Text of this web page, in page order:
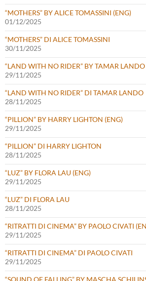
“MOTHERS” BY ALICE TOMASSINI (ENG)
01/12/2025
“MOTHERS” DI ALICE TOMASSINI
30/11/2025
“LAND WITH NO RIDER” BY TAMAR LANDO
29/11/2025
“LAND WITH NO RIDER” DI TAMAR LANDO
28/11/2025
“PILLION” BY HARRY LIGHTON (ENG)
29/11/2025
“PILLION” DI HARRY LIGHTON
28/11/2025
“LUZ” BY FLORA LAU (ENG)
29/11/2025
“LUZ” DI FLORA LAU
28/11/2025
“RITRATTI DI CINEMA” BY PAOLO CIVATI
29/11/2025
“RITRATTI DI CINEMA” DI PAOLO CIVATI
29/11/2025